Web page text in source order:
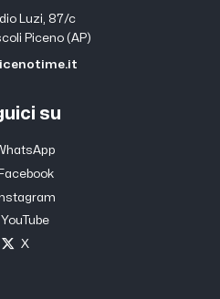
Luzi, 87/c
Piceno (AP)
su
Facebook
YouTube
X